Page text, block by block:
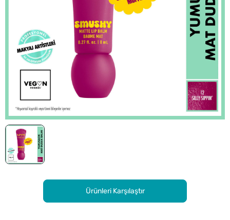
Ürünleri Karşılaştır